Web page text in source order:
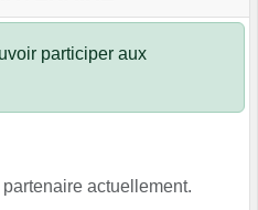
participer aux
actuellement.